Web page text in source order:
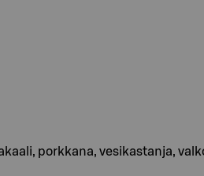
porkkana, vesikastanja,